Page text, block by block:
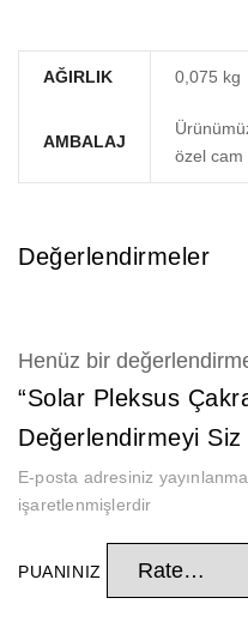
AĞIRLIK 0,075 kg
AMBALAJ
özel cam
Değerlendirmeler
Henüz bir
“Solar Pleksus
Değerlendirmeyi Siz
E-posta adresiniz
işaretlenmişlerdir
PUANINIZ